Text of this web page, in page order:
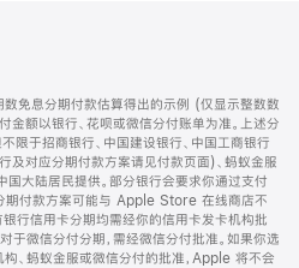
数免息分期付款估算得出的示例 (仅显示整数数
金额以银行、花呗或微信分付账单为准。上述分
限于招商银行、中国建设银行、中国工商银行
及对应分期付款方案请见付款页面)、蚂蚁金服
大陆居民提供。部分银行会要求你通过支付
期付款方案可能与 Apple Store 在线商店不
行信用卡分期均需经你的信用卡发卡机构批
于微信分付分期，需经微信分付批准。如果你选
、蚂蚁金服或微信分付的批准，Apple 将不会